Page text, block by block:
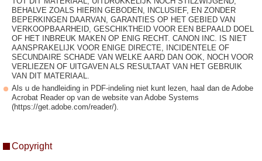
BEHALVE ZOALS HIERIN GEBODEN, INCLUSIEF, EN ZONDER
BEPERKINGEN DAARVAN, GARANTIES OP HET GEBIED VAN
VERKOOPBAARHEID, GESCHIKTHEID VOOR EEN BEPAALD DOEL
OF HET INBREUK MAKEN OP ENIG RECHT. CANON INC. IS NIET
AANSPRAKELIJK VOOR ENIGE DIRECTE, INCIDENTELE OF
SECUNDAIRE SCHADE VAN WELKE AARD DAN OOK, NOCH VOOR
VERLIEZEN OF UITGAVEN ALS RESULTAAT VAN HET GEBRUIK
VAN DIT MATERIAAL.
Als u de handleiding in PDF-indeling niet kunt lezen, haal dan de Adobe
Acrobat Reader op van de website van Adobe Systems
(https://get.adobe.com/reader/).
Copyright